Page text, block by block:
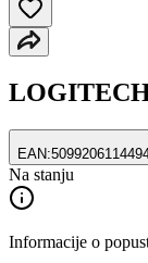
EAN:
Na stanju
Informacije o